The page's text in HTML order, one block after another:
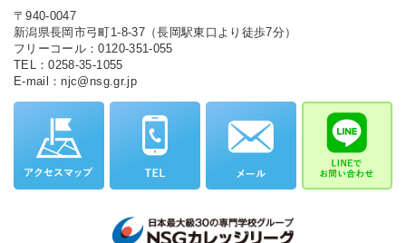
〒940-0047
新潟県長岡市弓町1-8-37（長岡駅東口より徒歩7分）
フリーコール：0120-351-055
TEL：0258-35-1055
E-mail：njc@nsg.gr.jp